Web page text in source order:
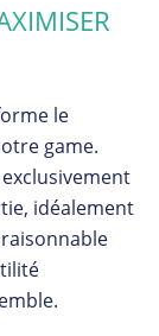
le
game.
idéalement